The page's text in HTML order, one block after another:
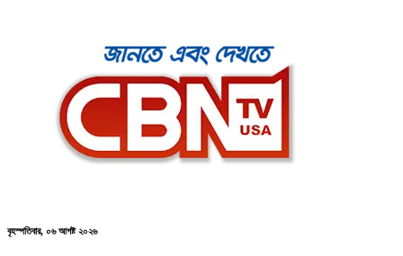
বৃহস্পতিবার, ০৬ আগষ্ট ২০২৬